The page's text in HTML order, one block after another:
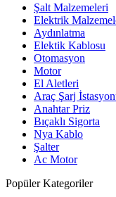
Şalt Malzemeleri
Elektrik
Aydınlatma
Elektik Kablosu
Otomasyon
Motor
El Aletleri
Araç Şarj
Anahtar Priz
Bıçaklı Sigorta
Nya Kablo
Şalter
Ac Motor
Popüler Kategoriler